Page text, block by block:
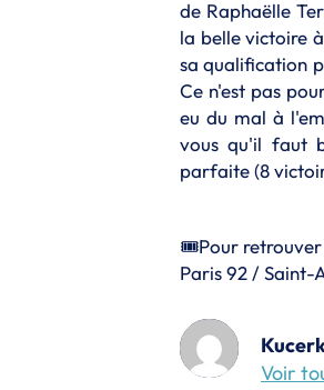
de Raphaëlle
la belle victoire
sa qualification
Ce n'est pas
eu du mal à
vous qu'il faut
parfaite (8
🎟Pour
Paris 92 / Saint-
Voir